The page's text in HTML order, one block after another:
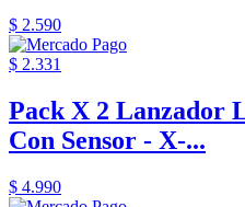
$ 2.590
$ 2.331
Pack X 2 Lanzador
Con Sensor - X-...
$ 4.990